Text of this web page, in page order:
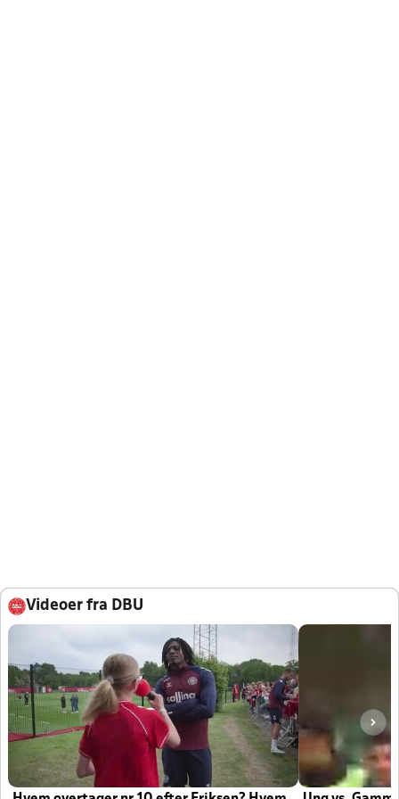
Videoer fra DBU